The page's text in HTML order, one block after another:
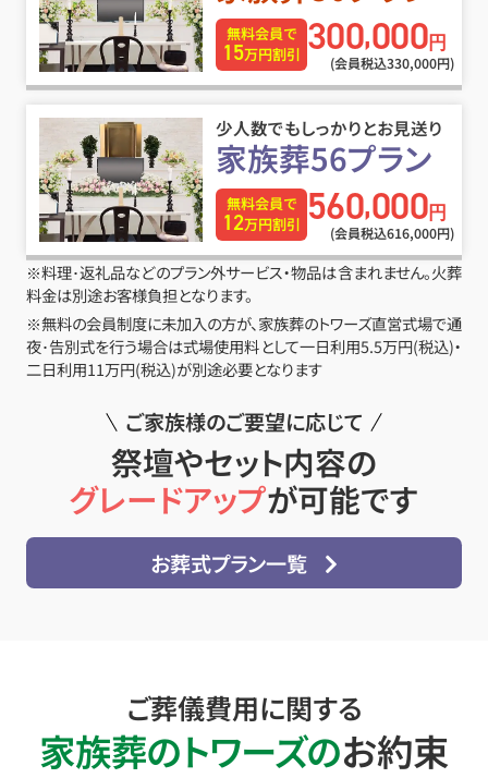
無料会員で
15万円割引 300,000円
(会員税込330,000円)
少人数でもしっかりとお見送り
家族葬56プラン
無料会員で
12万円割引 560,000円
(会員税込616,000円)
※料理･返礼品などのプラン外サービス・物品は含まれません。火葬
料金は別途お客様負担となります。
※無料の会員制度に未加入の方が、家族葬のトワーズ直営式場で通
夜･告別式を行う場合は式場使用料として一日利用5.5万円(税込)・
二日利用11万円(税込)が別途必要となります
ご家族様のご要望に応じて
祭壇やセット内容の
グレードアップが可能です
お葬式プラン一覧
ご葬儀費用に関する
家族葬のトワーズのお約束